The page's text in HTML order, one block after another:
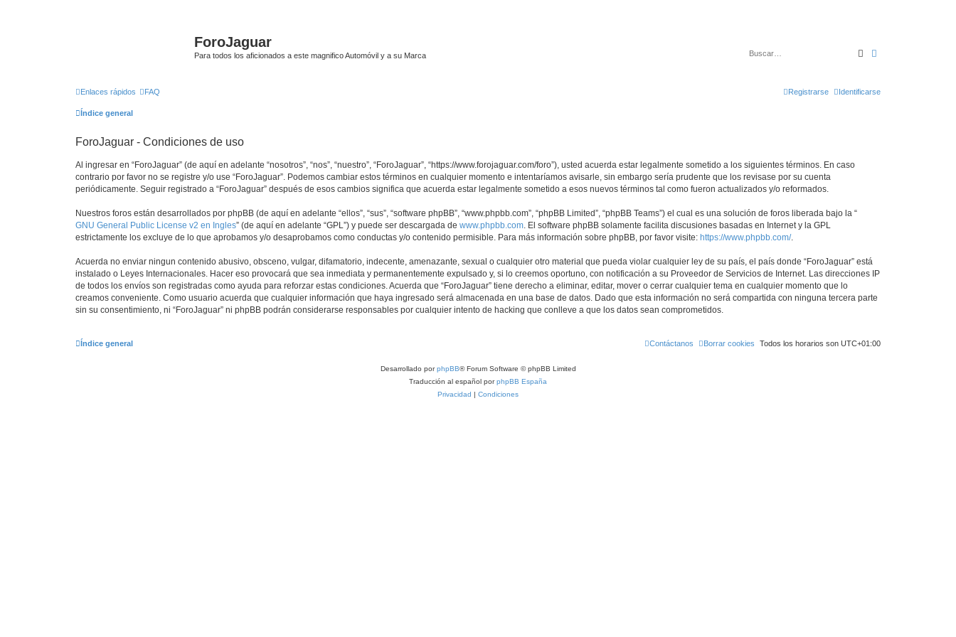
ForoJaguar
Para todos los aficionados a este magnifico Automóvil y a su Marca Buscar
Enlaces rápidos FAQ Identificarse
Registrarse
Índice general
ForoJaguar - Condiciones de uso
Al ingresar en “ForoJaguar” (de aquí en adelante “nosotros”, “nos”, “nuestro”, “ForoJaguar”, “https://www.forojaguar.com/foro”), usted acuerda estar legalmente sometido a los siguientes términos. En caso
contrario por favor no se registre y/o use “ForoJaguar”. Podemos cambiar estos términos en cualquier momento e intentaríamos avisarle, sin embargo sería prudente que los revisase por su cuenta
periódicamente. Seguir registrado a “ForoJaguar” después de esos cambios significa que acuerda estar legalmente sometido a esos nuevos términos tal como fueron actualizados y/o reformados.
Nuestros foros están desarrollados por phpBB (de aquí en adelante “ellos”, “sus”, “software phpBB”, “www.phpbb.com”, “phpBB Limited”, “phpBB Teams”) el cual es una solución de foros liberada bajo la “
GNU General Public License v2 en Ingles” (de aquí en adelante “GPL”) y puede ser descargada de www.phpbb.com . El software phpBB solamente facilita discusiones basadas en Internet y la GPL
estrictamente los excluye de lo que aprobamos y/o desaprobamos como conductas y/o contenido permisible. Para más información sobre phpBB, por favor visite: https://www.phpbb.com/.
Acuerda no enviar ningun contenido abusivo, obsceno, vulgar, difamatorio, indecente, amenazante, sexual o cualquier otro material que pueda violar cualquier ley de su país, el país donde “ForoJaguar” está
instalado o Leyes Internacionales. Hacer eso provocará que sea inmediata y permanentemente expulsado y, si lo creemos oportuno, con notificación a su Proveedor de Servicios de Internet. Las direcciones IP
de todos los envíos son registradas como ayuda para reforzar estas condiciones. Acuerda que “ForoJaguar” tiene derecho a eliminar, editar, mover o cerrar cualquier tema en cualquier momento que lo
creamos conveniente. Como usuario acuerda que cualquier información que haya ingresado será almacenada en una base de datos. Dado que esta información no será compartida con ninguna tercera parte
sin su consentimiento, ni “ForoJaguar” ni phpBB podrán considerarse responsables por cualquier intento de hacking que conlleve a que los datos sean comprometidos.
Índice general Todos los horarios son UTC+01:00
Borrar cookies
Contáctanos
Desarrollado porphpBB® Forum Software © phpBB Limited
Traducción al español porphpBB España
Privacidad | Condiciones